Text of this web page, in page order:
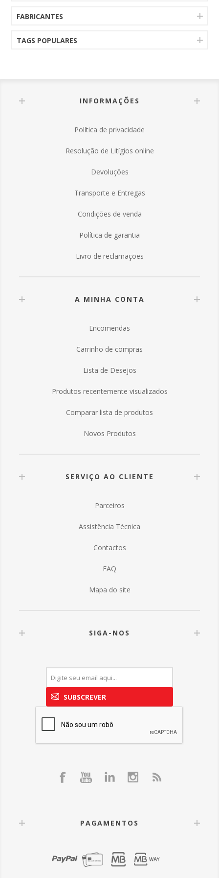
FABRICANTES
TAGS POPULARES
INFORMAÇÕES
Política de privacidade
Resolução de Litígios online
Devoluções
Transporte e Entregas
Condições de venda
Política de garantia
Livro de reclamações
A MINHA CONTA
Encomendas
Carrinho de compras
Lista de Desejos
Produtos recentemente visualizados
Comparar lista de produtos
Novos Produtos
SERVIÇO AO CLIENTE
Parceiros
Assistência Técnica
Contactos
FAQ
Mapa do site
SIGA-NOS
SUBSCREVER
PAGAMENTOS